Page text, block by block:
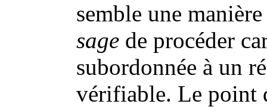
semble une
sage de procéder
subordonnée à un
vérifiable. Le point